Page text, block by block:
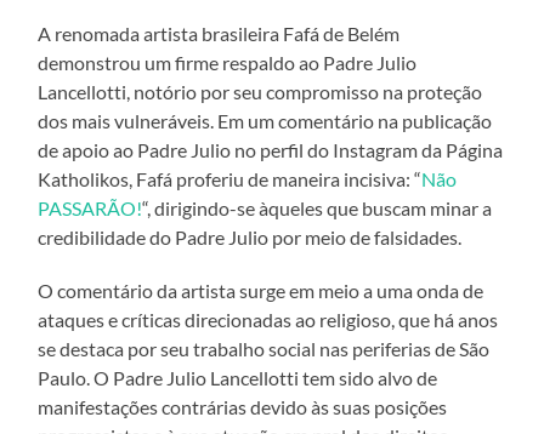
A renomada artista brasileira Fafá de Belém
demonstrou um firme respaldo ao Padre Julio
Lancellotti, notório por seu compromisso na proteção
dos mais vulneráveis. Em um comentário na publicação
de apoio ao Padre Julio no perfil do Instagram da Página
Katholikos, Fafá proferiu de maneira incisiva: “Não
PASSARÃO!“, dirigindo-se àqueles que buscam minar a
credibilidade do Padre Julio por meio de falsidades.
O comentário da artista surge em meio a uma onda de
ataques e críticas direcionadas ao religioso, que há anos
se destaca por seu trabalho social nas periferias de São
Paulo. O Padre Julio Lancellotti tem sido alvo de
manifestações contrárias devido às suas posições